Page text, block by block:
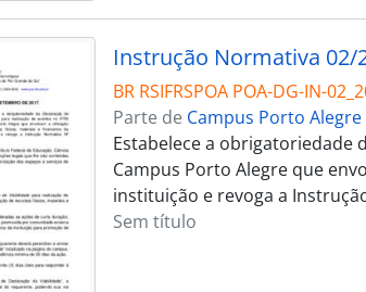
Instrução Normativa 02/
BR RSIFRSPOA POA-DG-IN-
Parte de Campus Porto Alegre
Estabelece a obrigatoriedade
Campus Porto Alegre que
instituição e revoga a
Sem título